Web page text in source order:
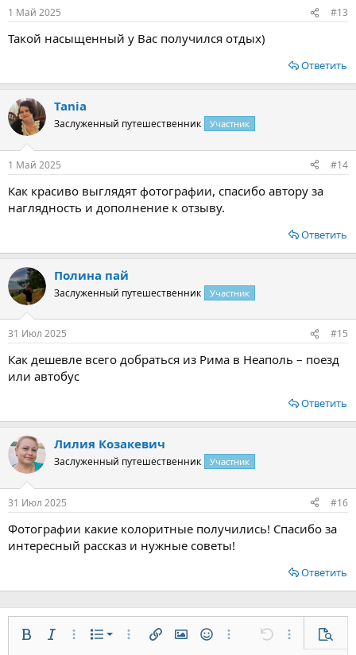
1 Май 2025 #13
Такой насыщенный у Вас получился отдых)
Ответить
Tania
Заслуженный путешественник Участник
1 Май 2025 #14
Как красиво выглядят фотографии, спасибо автору за
наглядность и дополнение к отзыву.
Ответить
Полина пай
Заслуженный путешественник Участник
31 Июл 2025 #15
Как дешевле всего добраться из Рима в Неаполь – поезд
или автобус
Ответить
Лилия Козакевич
Заслуженный путешественник Участник
31 Июл 2025 #16
Фотографии какие колоритные получились! Спасибо за
интересный рассказ и нужные советы!
Ответить
ЖирныйКурсивДополнительно...
СписокНумерованный список
Дополнительно...
Вставить ссылку
Вставить изображение
СмайлыДополнительно...
Отменить